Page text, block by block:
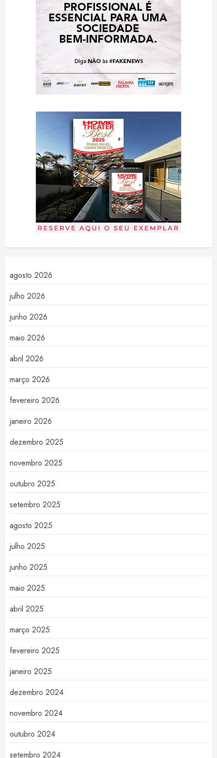
agosto 2026
julho 2026
junho 2026
maio 2026
abril 2026
março 2026
fevereiro 2026
janeiro 2026
dezembro 2025
novembro 2025
outubro 2025
setembro 2025
agosto 2025
julho 2025
junho 2025
maio 2025
abril 2025
março 2025
fevereiro 2025
janeiro 2025
dezembro 2024
novembro 2024
outubro 2024
setembro 2024